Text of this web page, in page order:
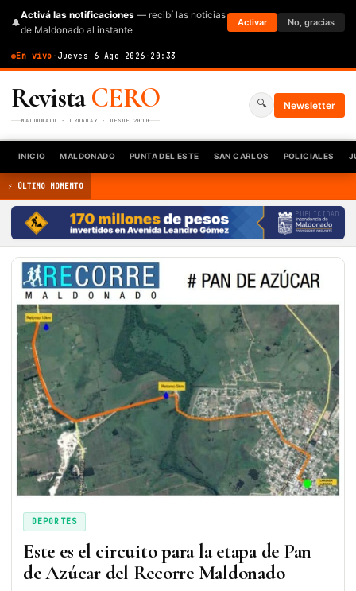
🔔
Activá las notificaciones — recibí las noticias
de Maldonado al instante
Activar No, gracias
En vivo · Jueves 6 Ago 2026 · 20:33
RevistaCERO
MALDONADO · URUGUAY · DESDE 2010
🔍 Newsletter
INICIO MALDONADO PUNTA DEL ESTE SAN CARLOS POLICIALES
⚡ ÚLTIMO MOMENTO
PUBLICIDAD
DEPORTES
Este es el circuito para la etapa de Pan
de Azúcar del Recorre Maldonado